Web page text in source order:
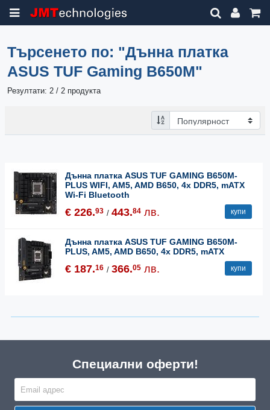
Търсенето по: "Дънна платка
ASUS TUF Gaming B650M"
Резултати: 2 / 2 продукта
Дънна платка ASUS TUF GAMING B650M-
PLUS WIFI, AM5, AMD B650, 4x DDR5, mATX
Wi-Fi Bluetooth
€ 226.93 / 443.84 лв. купи
Дънна платка ASUS TUF GAMING B650M-
PLUS, AM5, AMD B650, 4x DDR5, mATX
€ 187.16 / 366.05 лв. купи
Специални оферти!